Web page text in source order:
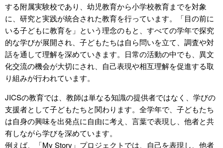
する附属実験校であり、幼児教育から小学校教育までを対象
に、研究と実践が統合された教育を行っています。「目の前に
いる子どもに教育を」という理念のもと、すべての学年で探究
的な学びが展開され、子どもたちは自ら問いを立て、調査や対
話を通して理解を深めていきます。日常の活動の中でも、異文
化交流の機会が大切にされ、自己表現や相互理解を促進する取
り組みが行われています。
JICSの教育では、教師は単なる知識の提供者ではなく、学びの
支援者として子どもたちと関わります。全学年で、子どもたち
は自身の興味を出発点に自由に考え、言葉で表現し、他者と共
有しながら学びを深めています。
例えば、「My Story」プロジェクトでは、自己を表現し、他者